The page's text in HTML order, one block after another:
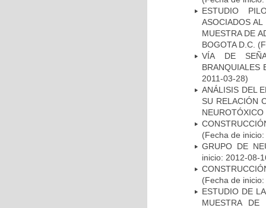
ESTUDIO
ASOCIADOS
MUESTRA DE
BOGOTA D.C.
VÍA DE
BRANQUIALES
2011-03-28)
ANÁLISIS DEL
SU RELACIÓN
NEUROTÓXICO
(Fecha de
GRUPO DE
inicio: 2012-08-
(Fecha de
ESTUDIO DE
MUESTRA DE